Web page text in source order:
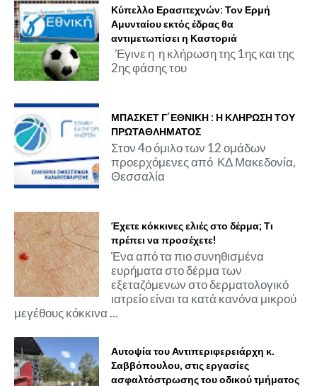
Κύπελλο Ερασιτεχνών: Τον Ερμή
Αμυνταίου εκτός έδρας θα
αντιμετωπίσει η Καστοριά
Έγινε η η κλήρωση της 1ης και της
2ης φάσης του
ΜΠΑΣΚΕΤ Γ΄ΕΘΝΙΚΗ : Η ΚΛΗΡΩΣΗ ΤΟΥ
ΠΡΩΤΑΘΛΗΜΑΤΟΣ
Στον 4ο όμιλο των 12 ομάδων
προερχόμενες από ΚΔ Μακεδονία,
Θεσσαλία
Έχετε κόκκινες ελιές στο δέρμα; Τι
πρέπει να προσέχετε!
Ένα από τα πιο συνηθισμένα
ευρήματα στο δέρμα των
εξεταζόμενων στο δερματολογικό
ιατρείο είναι τα κατά κανόνα μικρού
μεγέθους κόκκινα ...
Αυτοψία του Αντιπεριφερειάρχη κ.
Σαββόπουλου, στις εργασίες
ασφαλτόστρωσης του οδικού τμήματος